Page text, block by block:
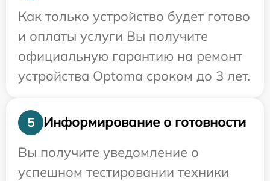
Как только устройство будет готово
и оплаты услуги Вы получите
официальную гарантию на ремонт
устройства Optoma сроком до 3 лет.
5
Информирование о готовности
Вы получите уведомление о
успешном тестировании техники